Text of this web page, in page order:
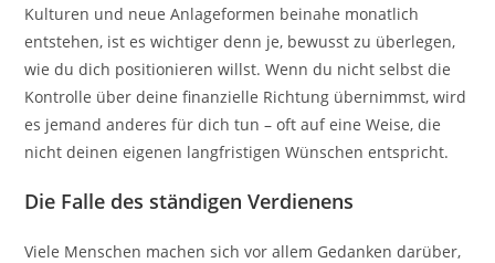
Kulturen und neue Anlageformen beinahe monatlich
entstehen, ist es wichtiger denn je, bewusst zu überlegen,
wie du dich positionieren willst. Wenn du nicht selbst die
Kontrolle über deine finanzielle Richtung übernimmst, wird
es jemand anderes für dich tun – oft auf eine Weise, die
nicht deinen eigenen langfristigen Wünschen entspricht.
Die Falle des ständigen Verdienens
Viele Menschen machen sich vor allem Gedanken darüber,